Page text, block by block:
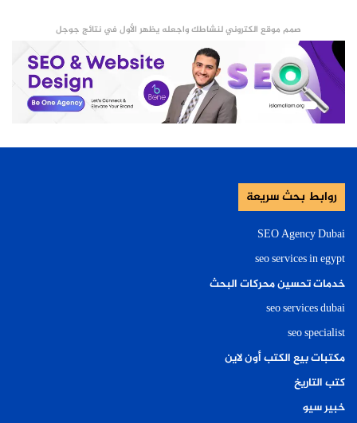
صمم موقع الكتروني لنشاطك واجعله يظهر الأول في نتائج جوجل
روابط بحث سريعة
SEO Agency Dubai
seo services in egypt
خدمات تحسين محركات البحث
seo services dubai
seo specialist
مكتبات بيع الكتب أون لاين
كتب التاريخ
خبير سيو